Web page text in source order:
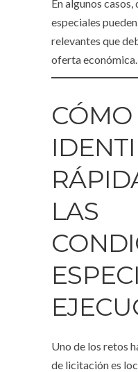
En algunos
especiales
relevantes que
oferta económica.
CÓMO
LAS
Uno de los retos
de licitación es